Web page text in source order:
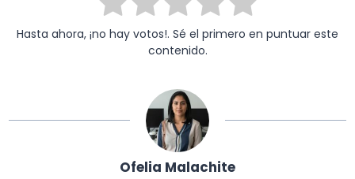
Hasta ahora, ¡no hay votos!. Sé el primero en puntuar este
contenido.
Ofelia Malachite